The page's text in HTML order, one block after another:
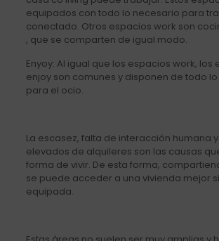
equipados con todo lo necesario para
conectado. Otros espacios work son
, que se comparten de igual modo.
Enyoy: Al igual que los espacios work, los
enjoy son comunes y disponen de todo
para el ocio.
La escasez, falta de interacción humana
elevados de alquileres son las causas
forma de vivir. De esta forma,
se puede acceder a una vivienda mejor
equipada.